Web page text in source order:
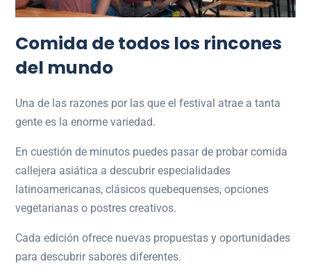
Comida de todos los rincones
del mundo
Una de las razones por las que el festival atrae a tanta
gente es la enorme variedad.
En cuestión de minutos puedes pasar de probar comida
callejera asiática a descubrir especialidades
latinoamericanas, clásicos quebequenses, opciones
vegetarianas o postres creativos.
Cada edición ofrece nuevas propuestas y oportunidades
para descubrir sabores diferentes.